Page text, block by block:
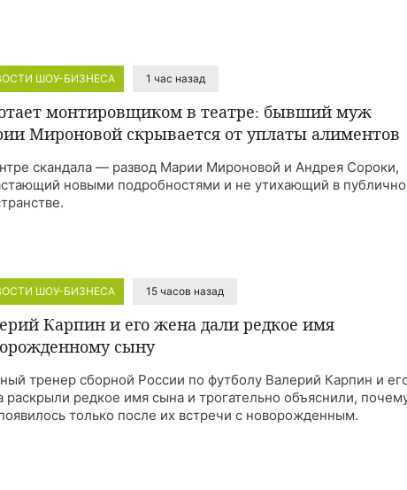
ШОУ-БИЗНЕСА 1 час назад
монтировщиком в театре: бывший муж
Мироновой скрывается от уплаты алиментов
скандала — развод Марии Мироновой и Андрея Сороки,
новыми подробностями и не утихающий в
ШОУ-БИЗНЕСА 15 часов назад
Карпин и его жена дали редкое имя
сыну
тренер сборной России по футболу Валерий Карпин и
раскрыли редкое имя сына и трогательно объяснили,
только после их встречи с новорожденным.